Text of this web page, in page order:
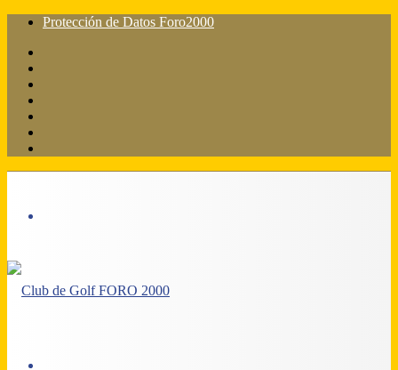
Protección de Datos Foro2000